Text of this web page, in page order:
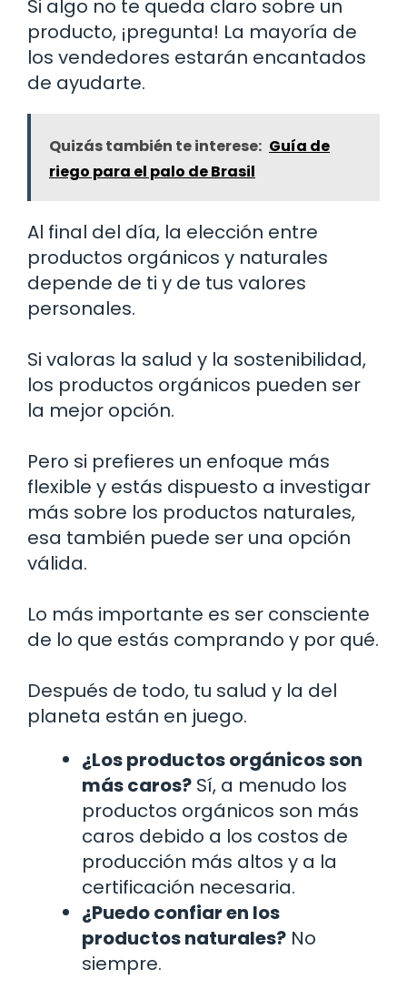
Si algo no te queda claro sobre un
producto, ¡pregunta! La mayoría de
los vendedores estarán encantados
de ayudarte.
Quizás también te interese: Guía de
riego para el palo de Brasil
Al final del día, la elección entre
productos orgánicos y naturales
depende de ti y de tus valores
personales.
Si valoras la salud y la sostenibilidad,
los productos orgánicos pueden ser
la mejor opción.
Pero si prefieres un enfoque más
flexible y estás dispuesto a investigar
más sobre los productos naturales,
esa también puede ser una opción
válida.
Lo más importante es ser consciente
de lo que estás comprando y por qué.
Después de todo, tu salud y la del
planeta están en juego.
¿Los productos orgánicos son
más caros? Sí, a menudo los
productos orgánicos son más
caros debido a los costos de
producción más altos y a la
certificación necesaria.
¿Puedo confiar en los
productos naturales? No
siempre.